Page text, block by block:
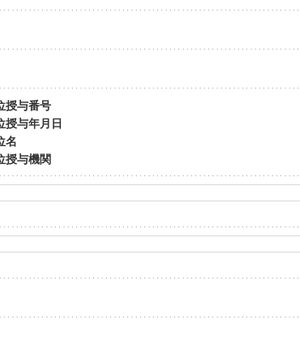
授与番号
授与年月日
名
授与機関